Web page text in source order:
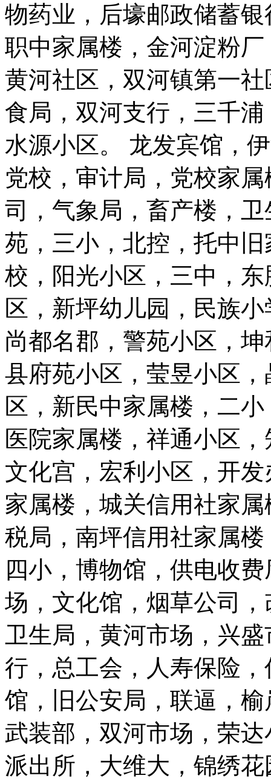
物药业，后壕邮政储蓄
职中家属楼，金河淀粉
黄河社区，双河镇第一
食局，双河支行，三千
水源小区。 龙发宾馆，
党校，审计局，党校家
司，气象局，畜产楼，
苑，三小，北控，托中
校，阳光小区，三中，
区，新坪幼儿园，民族
尚都名郡，警苑小区，
县府苑小区，莹昱小区
区，新民中家属楼，二
医院家属楼，祥通小区
文化宫，宏利小区，开
家属楼，城关信用社家
税局，南坪信用社家属
四小，博物馆，供电收
场，文化馆，烟草公司
卫生局，黄河市场，兴
行，总工会，人寿保险
馆，旧公安局，联逼，
武装部，双河市场，荣
派出所，大维大，锦绣